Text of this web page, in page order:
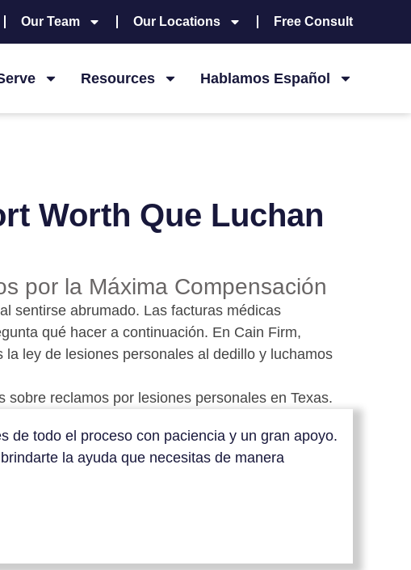
Our Team Our Locations Free Consult
Resources Hablamos Español
Worth Que Luchan
por la Máxima Compensación
sentirse abrumado. Las facturas médicas
qué hacer a continuación. En Cain Firm,
ley de lesiones personales al dedillo y luchamos
reclamos por lesiones personales en Texas.
de todo el proceso con paciencia y un gran apoyo.
la ayuda que necesitas de manera